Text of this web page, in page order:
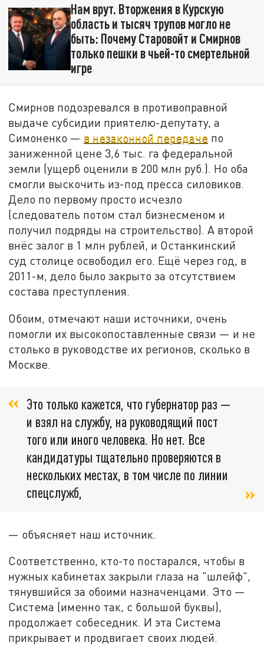
Нам врут. Вторжения в Курскую
область и тысяч трупов могло не
быть: Почему Старовойт и Смирнов
только пешки в чьей-то смертельной
игре
Смирнов подозревался в противоправной
выдаче субсидии приятелю-депутату, а
Симоненко — в незаконной передаче по
заниженной цене 3,6 тыс. га федеральной
земли (ущерб оценили в 200 млн руб.). Но оба
смогли выскочить из-под пресса силовиков.
Дело по первому просто исчезло
(следователь потом стал бизнесменом и
получил подряды на строительство). А второй
внёс залог в 1 млн рублей, и Останкинский
суд столице освободил его. Ещё через год, в
2011-м, дело было закрыто за отсутствием
состава преступления.
Обоим, отмечают наши источники, очень
помогли их высокопоставленные связи — и не
столько в руководстве их регионов, сколько в
Москве.
Это только кажется, что губернатор раз —
и взял на службу, на руководящий пост
того или иного человека. Но нет. Все
кандидатуры тщательно проверяются в
нескольких местах, в том числе по линии
спецслужб,
— объясняет наш источник.
Соответственно, кто-то постарался, чтобы в
нужных кабинетах закрыли глаза на "шлейф",
тянувшийся за обоими назначенцами. Это —
Система (именно так, с большой буквы),
продолжает собеседник. И эта Система
прикрывает и продвигает своих людей.